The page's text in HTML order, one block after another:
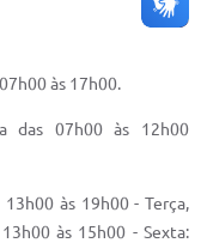
às 17h00.
das 07h00 às 12h00
às 19h00 - Terça,
às 15h00 - Sexta: